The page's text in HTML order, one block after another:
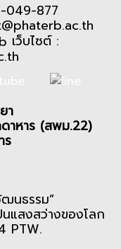
049-877
เว็บไซต์ :
า
าหาร (สพม.22)
ร
นธรรม”
แสงสว่างของโลก
PTW.